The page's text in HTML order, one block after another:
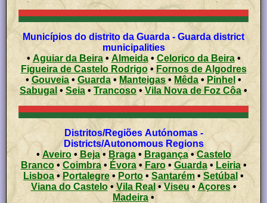
Municípios do distrito da Guarda - Guarda district
municipalities
• Aguiar da Beira•Almeida• Celorico da Beira•
Figueira de Castelo Rodrigo• Fornos de Algodres
• Gouveia • Guarda•Manteigas • Mêda • Pinhel •
Sabugal• Seia • Trancoso•Vila Nova de Foz Côa•
Distritos/Regiões Autónomas -
Districts/Autonomous Regions
• Aveiro• Beja• Braga• Bragança•Castelo
Branco• Coimbra• Évora• Faro• Guarda• Leiria•
Lisboa • Portalegre • Porto • Santarém • Setúbal •
Viana do Castelo•Vila Real•Viseu • Açores •
Madeira •